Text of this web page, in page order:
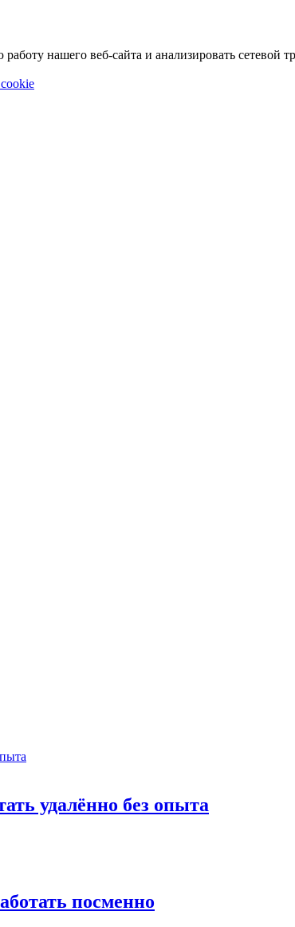
нашего веб-сайта и анализировать сетевой
удалённо без опыта
посменно